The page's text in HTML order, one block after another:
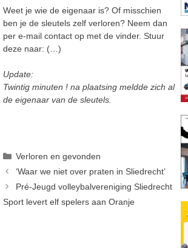
Weet je wie de eigenaar is? Of misschien
ben je de sleutels zelf verloren? Neem dan
per e-mail contact op met de vinder. Stuur
deze naar: (…)
Update:
Twintig minuten ! na plaatsing meldde zich al
de eigenaar van de sleutels.
Categorieën
Verloren en gevonden
‘Waar we niet over praten in Sliedrecht’
Pré-Jeugd volleybalvereniging Sliedrecht
Sport levert elf spelers aan Oranje